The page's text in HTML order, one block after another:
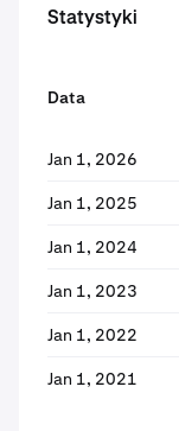
Statystyki
Data
Jan 1, 2026
Jan 1, 2025
Jan 1, 2024
Jan 1, 2023
Jan 1, 2022
Jan 1, 2021